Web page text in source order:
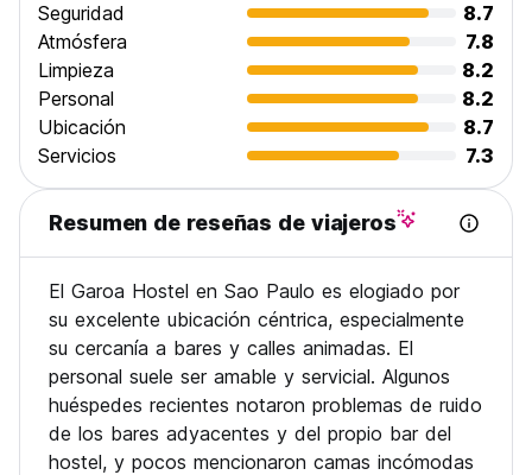
Seguridad
8.7
Atmósfera
7.8
Limpieza
8.2
Personal
8.2
Ubicación
8.7
Servicios
7.3
Resumen de reseñas de viajeros
El Garoa Hostel en Sao Paulo es elogiado por
su excelente ubicación céntrica, especialmente
su cercanía a bares y calles animadas. El
personal suele ser amable y servicial. Algunos
huéspedes recientes notaron problemas de ruido
de los bares adyacentes y del propio bar del
hostel, y pocos mencionaron camas incómodas